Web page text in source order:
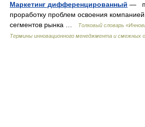
Маркетинг дифференцированный —
проработку проблем освоения компанией
сегментов рынка …
Толковый словарь
Термины инновационного менеджмента и смежных